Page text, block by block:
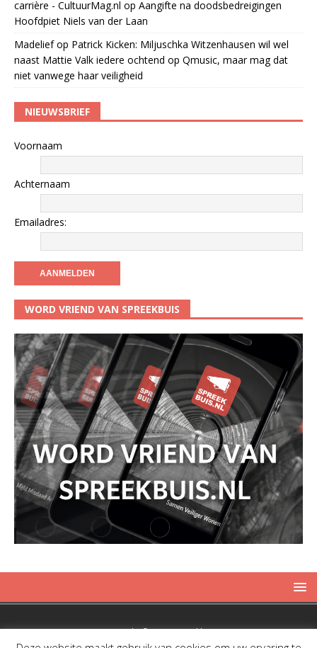
carrière - CultuurMag.nl op Aangifte na doodsbedreigingen
Hoofdpiet Niels van der Laan
Madeliefop Patrick Kicken: Miljuschka Witzenhausen wil wel
naast Mattie Valk iedere ochtend op Qmusic, maar mag dat
niet vanwege haar veiligheid
NIEUWSBRIEF
Voornaam
Achternaam
Emailadres:
WORD VRIEND VAN SPREEKBUIS
Copyright © 2019 Spreekbuis